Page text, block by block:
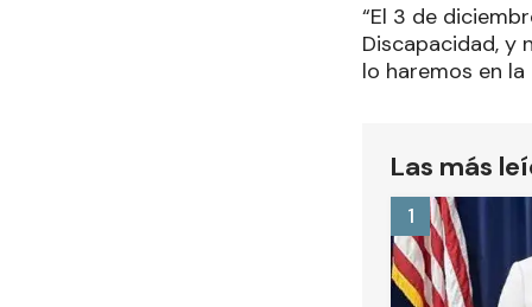
“El 3 de
Discapacidad, y
lo haremos en la
Las más
1